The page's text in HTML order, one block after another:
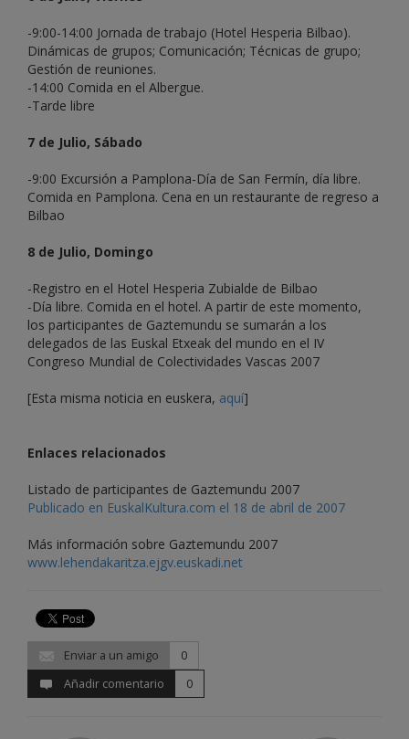
-9:00-14:00 Jornada de trabajo (Hotel Hesperia Bilbao).
Dinámicas de grupos; Comunicación; Técnicas de grupo;
Gestión de reuniones.
-14:00 Comida en el Albergue.
-Tarde libre
7 de Julio, Sábado
-9:00 Excursión a Pamplona-Día de San Fermín, día libre.
Comida en Pamplona. Cena en un restaurante de regreso a
Bilbao
8 de Julio, Domingo
-Registro en el Hotel Hesperia Zubialde de Bilbao
-Día libre. Comida en el hotel. A partir de este momento,
los participantes de Gaztemundu se sumarán a los
delegados de las Euskal Etxeak del mundo en el IV
Congreso Mundial de Colectividades Vascas 2007
[Esta misma noticia en euskera, aquí]
Enlaces relacionados
Listado de participantes de Gaztemundu 2007
Publicado en EuskalKultura.com el 18 de abril de 2007
Más información sobre Gaztemundu 2007
www.lehendakaritza.ejgv.euskadi.net
Enviar a un amigo
0
Añadir comentario
0